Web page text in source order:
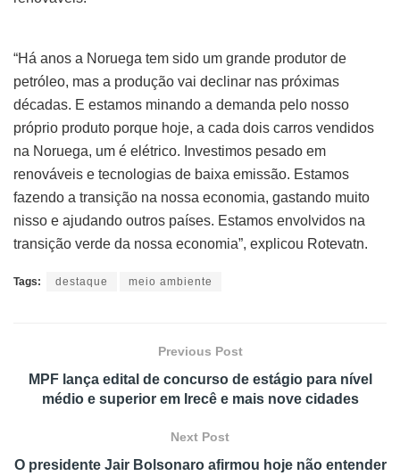
“Há anos a Noruega tem sido um grande produtor de
petróleo, mas a produção vai declinar nas próximas
décadas. E estamos minando a demanda pelo nosso
próprio produto porque hoje, a cada dois carros vendidos
na Noruega, um é elétrico. Investimos pesado em
renováveis e tecnologias de baixa emissão. Estamos
fazendo a transição na nossa economia, gastando muito
nisso e ajudando outros países. Estamos envolvidos na
transição verde da nossa economia”, explicou Rotevatn.
Tags: destaque meio ambiente
Previous Post
MPF lança edital de concurso de estágio para nível
médio e superior em Irecê e mais nove cidades
Next Post
O presidente Jair Bolsonaro afirmou hoje não entender